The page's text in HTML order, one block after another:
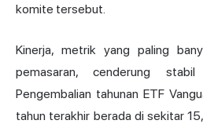
komite tersebut.
Kinerja, metrik yang paling
pemasaran, cenderung
Pengembalian tahunan ETF
tahun terakhir berada di sekitar